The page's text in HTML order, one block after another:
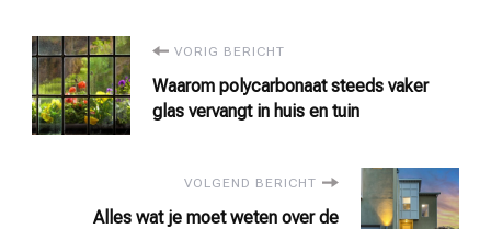
Bericht
navigatie
VORIG BERICHT
Waarom polycarbonaat steeds vaker
glas vervangt in huis en tuin
VOLGEND BERICHT
Alles wat je moet weten over de